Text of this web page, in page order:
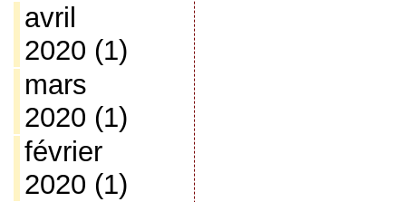
avril
2020 (1)
mars
2020 (1)
février
2020 (1)